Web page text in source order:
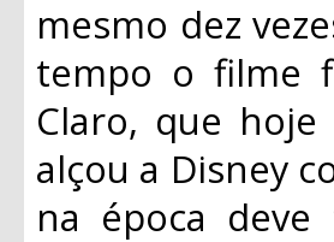
mesmo dez
tempo o filme
Claro, que
alçou a Disney
na época